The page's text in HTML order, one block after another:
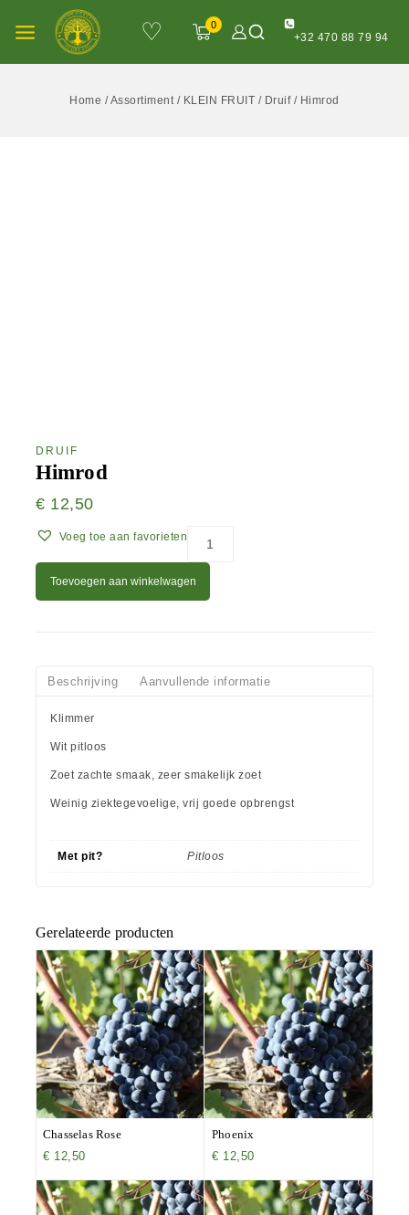
♡ 0
+32 470 88 79 94
Home /Assortiment / KLEIN FRUIT / Druif / Himrod
DRUIF
Himrod
€ 12,50
Voeg toe aan favorieten
Toevoegen aan winkelwagen
Beschrijving Aanvullende informatie
Klimmer
Wit pitloos
Zoet zachte smaak, zeer smakelijk zoet
Weinig ziektegevoelige, vrij goede opbrengst
Met pit? Pitloos
Gerelateerde producten
Chasselas Rose
€ 12,50
Phoenix
€ 12,50